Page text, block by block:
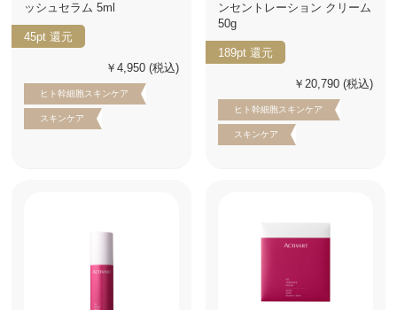
ッシュセラム 5ml
45pt 還元
￥4,950 (税込)
ヒト幹細胞スキンケア
スキンケア
ンセントレーション クリーム
50g
189pt 還元
￥20,790 (税込)
ヒト幹細胞スキンケア
スキンケア